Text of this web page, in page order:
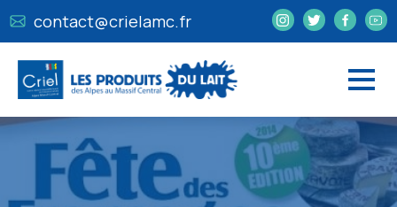
contact@crielamc.fr